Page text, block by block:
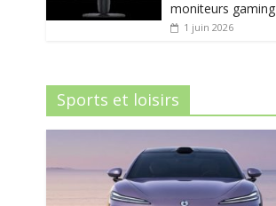
moniteurs gaming
1 juin 2026
Sports et loisirs